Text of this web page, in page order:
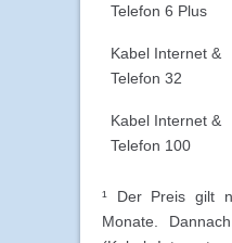
Telefon 6 Plus
Kabel Internet &
Telefon 32
Kabel Internet &
Telefon 100
¹ Der Preis gilt
Monate.